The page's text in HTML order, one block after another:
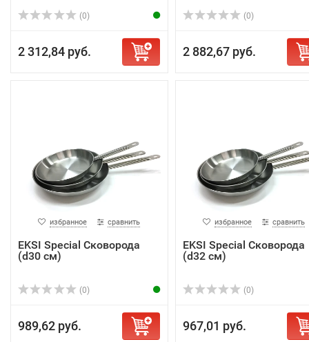
(0)
2 312,84 руб.
(0)
2 882,67 руб.
избранное сравнить
EKSI Special Сковорода
(d30 см)
(0)
989,62 руб.
избранное сравнить
EKSI Special Сковорода
(d32 см)
(0)
967,01 руб.